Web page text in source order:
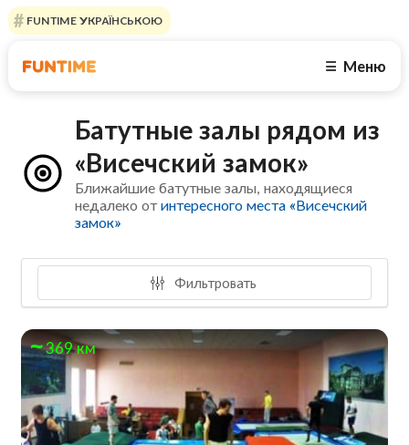
FUNTIME УКРАЇНСЬКОЮ
☰ Меню
Батутные залы рядом из
«Висечский замок»
Ближайшие батутные залы, находящиеся
недалеко отинтересного места «Висечский
замок»
Фильтровать
369 км